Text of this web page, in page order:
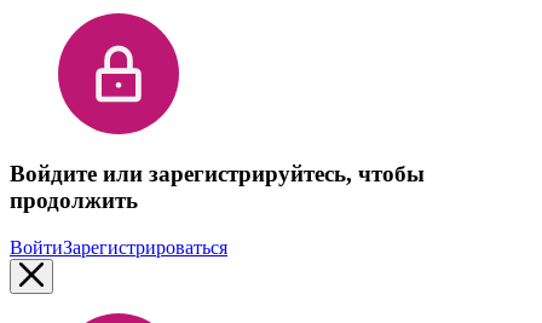
Войдите или зарегистрируйтесь, чтобы
продолжить
ВойтиЗарегистрироваться